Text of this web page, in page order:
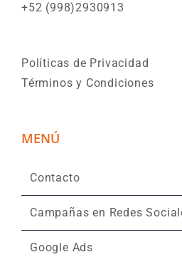
+52 (998)2930913
Políticas de Privacidad
Términos y Condiciones
MENÚ
Contacto
Campañas en Redes
Google Ads